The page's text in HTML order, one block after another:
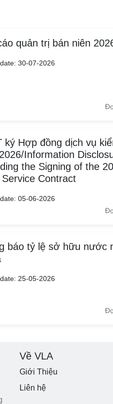
quản trị bán niên
30-07-2026
ký Hợp đồng dịch vụ
Information
the Signing of the
Contract
05-06-2026
báo tỷ lệ sở hữu nước
25-05-2026
Về VLA
Giới Thiệu
Liên hệ